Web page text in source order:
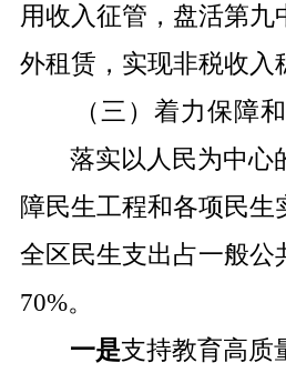
用收入征管，盘活第九
外租赁，实现非税收入
（三）着力保障
落实以人民为中心
障民生工程和各项民生
全区民生支出占一般公
70%。
一是支持教育高质